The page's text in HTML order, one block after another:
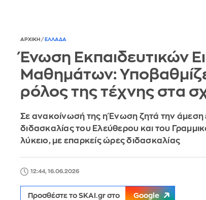
ΑΡΧΙΚΗ / ΕΛΛΑΔΑ
Ένωση Εκπαιδευτικών
Μαθημάτων:
ρόλος της τέχνης στα
Σε ανακοίνωσή της η Ένωση ζητά την
διδασκαλίας του Ελεύθερου και του
λύκειο, με επαρκείς ώρες διδασκαλίας
12:44, 16.06.2026
Προσθέστε το SKAI.gr στο Google